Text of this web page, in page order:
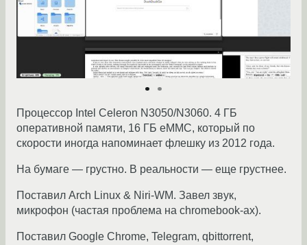
Процессор Intel Celeron N3050/N3060. 4 ГБ
оперативной памяти, 16 ГБ eMMC, который по
скорости иногда напоминает флешку из 2012 года.
На бумаге — грустно. В реальности — еще грустнее.
Поставил Arch Linux & Niri-WM. Завел звук,
микрофон (частая проблема на chromebook-ax).
Поставил Google Chrome, Telegram, qbittorrent,